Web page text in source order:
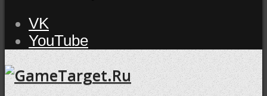
VK
YouTube